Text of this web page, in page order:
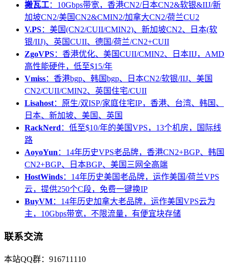
搬瓦工：10Gbps带宽，香港CN2/日本CN2&软银&IIJ/新
加坡CN2/美国CN2&CMIN2/加拿大CN2/荷兰CU2
V.PS：美国(CN2/CUII/CMIN2)、新加坡CN2、日本(软
银/IIJ)、英国CUII、德国/荷兰/CN2+CUII
ZgoVPS：香港优化、美国CUII/CMIN2、日本IIJ，AMD
高性能硬件，低至$15/年
Vmiss：香港bgp、韩国bgp、日本CN2/软银/IIJ、美国
CN2/CUII/CMIN2、英国住宅/CUII
Lisahost：原生/双ISP/家庭住宅IP，香港、台湾、韩国、
日本、新加坡、美国、英国
RackNerd：低至$10/年的美国VPS，13个机房，国际线
路
AoyoYun：14年历史VPS老品牌，香港CN2+BGP、韩国
CN2+BGP、日本BGP、美国三网全高端
HostWinds：14年历史美国老品牌，运作美国/荷兰VPS
云，提供250个C段，免费一键换IP
BuyVM：14年历史加拿大老品牌，运作美国VPS云为
主，10Gbps带宽，不限流量，有便宜块存储
联系交流
本站QQ群：916711110